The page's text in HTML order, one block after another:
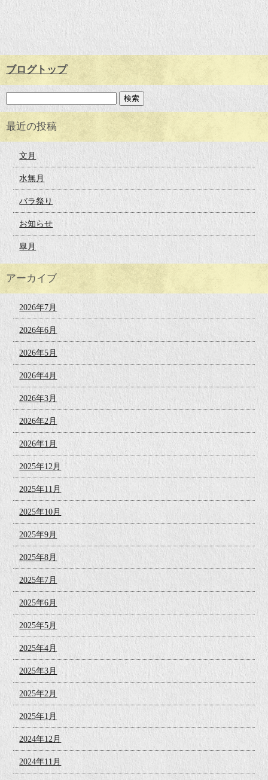
ブログトップ
最近の投稿
文月
水無月
バラ祭り
お知らせ
皐月
アーカイブ
2026年7月
2026年6月
2026年5月
2026年4月
2026年3月
2026年2月
2026年1月
2025年12月
2025年11月
2025年10月
2025年9月
2025年8月
2025年7月
2025年6月
2025年5月
2025年4月
2025年3月
2025年2月
2025年1月
2024年12月
2024年11月